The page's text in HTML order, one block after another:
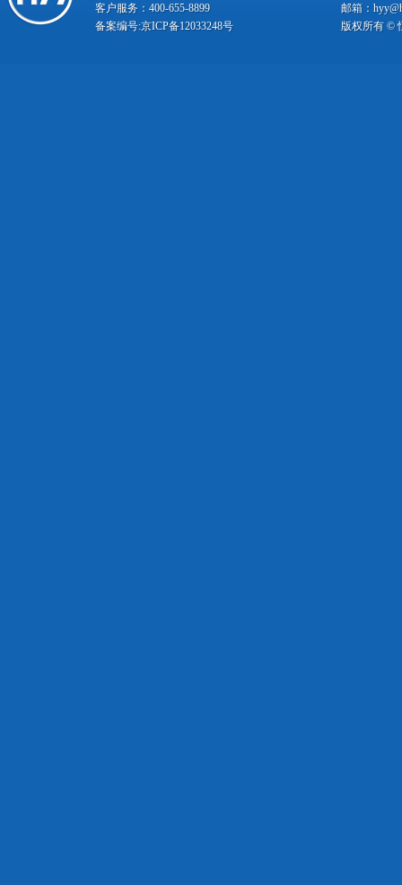
客户服务：400-655-8899
邮箱：
备案编号:京ICP备12033248号 版权所有 ©